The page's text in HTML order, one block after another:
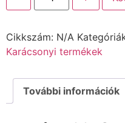
Cikkszám: N/A
Karácsonyi termékek
További információk